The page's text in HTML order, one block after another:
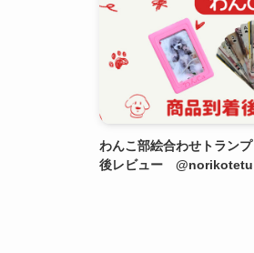
わんこ部絵合わせトラン
後レビュー @norikotetu